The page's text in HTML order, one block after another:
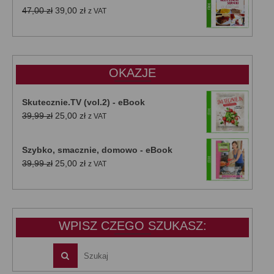
47,00zł Pierwotna
wynosiła:
39,00 złAktualna
wynosi:
z VAT
OKAZJE
Skutecznie.TV (vol.2) - eBook
39,99zł Pierwotna
39,99 zł.
25,00 złAktualna
25,00 zł.
z VAT
Szybko, smacznie, domowo - eBook
39,99zł Pierwotna
wynosiła:
25,00 złAktualna
wynosi:
z VAT
WPISZ CZEGO SZUKASZ: